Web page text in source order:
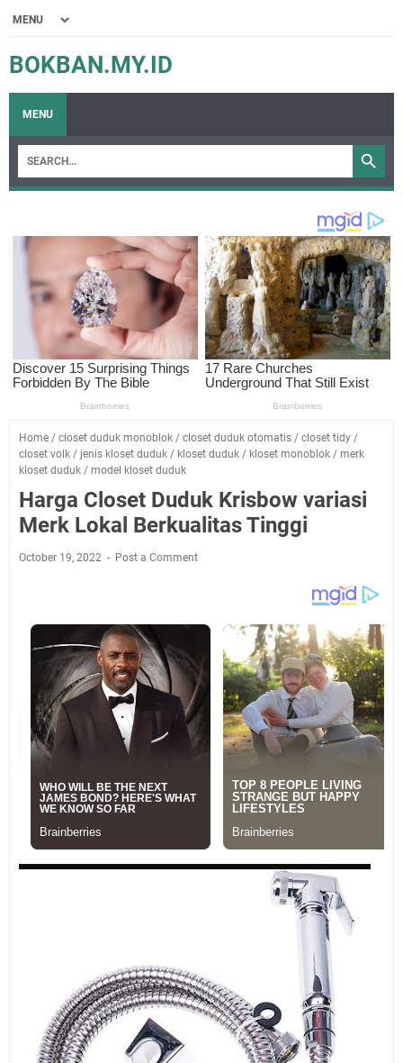
BOKBAN.MY.ID
MENU
Home / closet duduk monoblok / closet duduk otomatis / closet tidy /
closet volk / jenis kloset duduk / kloset duduk / kloset monoblok / merk
kloset duduk / model kloset duduk
Harga Closet Duduk Krisbow variasi
Merk Lokal Berkualitas Tinggi
October 19, 2022 Post a Comment